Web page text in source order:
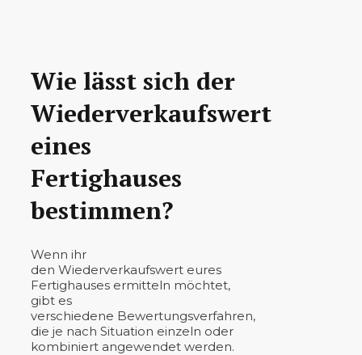
Wie lässt sich der
Wiederverkaufswert
eines
Fertighauses
bestimmen?
Wenn ihr
den Wiederverkaufswert eures
Fertighauses ermitteln möchtet,
gibt es
verschiedene Bewertungsverfahren,
die je nach Situation einzeln oder
kombiniert angewendet werden.